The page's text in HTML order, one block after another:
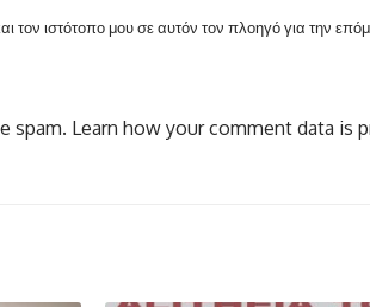
τον ιστότοπο μου σε αυτόν τον πλοηγό για την
spam. Learn how your comment data is